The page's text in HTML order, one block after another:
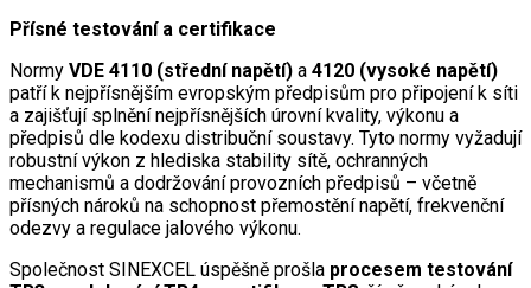
Přísné testování a certifikace
Normy VDE 4110 (střední napětí) a 4120 (vysoké napětí)
patří k nejpřísnějším evropským předpisům pro připojení k síti
a zajišťují splnění nejpřísnějších úrovní kvality, výkonu a
předpisů dle kodexu distribuční soustavy. Tyto normy vyžadují
robustní výkon z hlediska stability sítě, ochranných
mechanismů a dodržování provozních předpisů – včetně
přísných nároků na schopnost přemostění napětí, frekvenční
odezvy a regulace jalového výkonu.
Společnost SINEXCEL úspěšně prošla procesem testování